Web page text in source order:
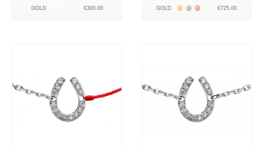
GOLD €300.00 GOLD Жёлтое золото 18К
Белое золото 18К
Розовое золото 18К
€725.00